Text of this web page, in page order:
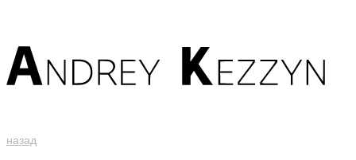
назад